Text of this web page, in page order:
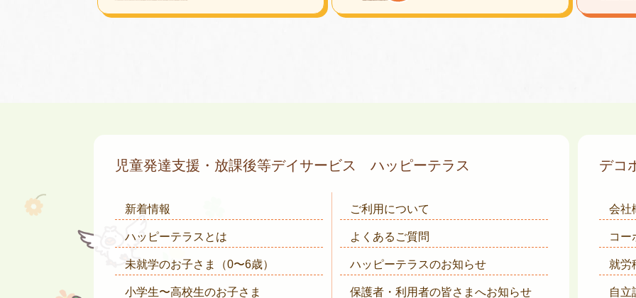
児童発達支援・放課後等デイサービス ハッピーテラス
新着情報
ハッピーテラスとは
未就学のお子さま （0〜6歳）
小学生〜高校生のお子さま
ご利用について
よくあるご質問
ハッピーテラスのお知らせ
保護者・利用者の皆さまへお知らせ
デコ
会社
コー
就労
自立